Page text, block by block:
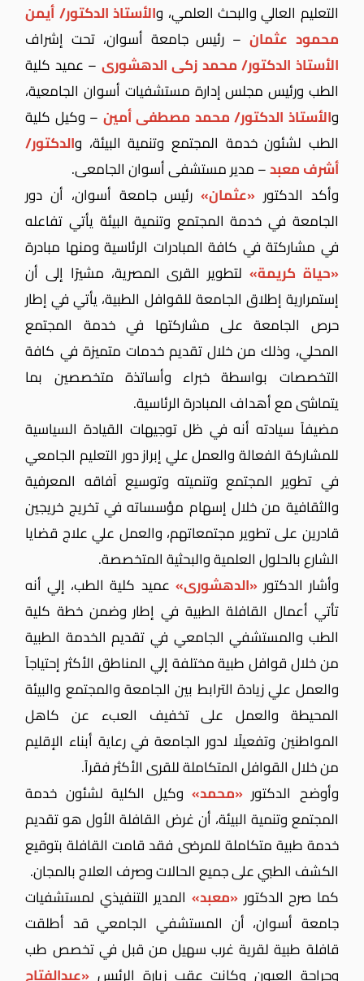
التعليم العالي والبحث العلمي، والأستاذ الدكتور/ أيمن
محمود عثمان – رئيس جامعة أسوان، تحت إشراف
الأستاذ الدكتور/ محمد زكى الدهشورى – عميد كلية
الطب ورئيس مجلس إدارة مستشفيات أسوان الجامعية،
والأستاذ الدكتور/ محمد مصطفى أمين – وكيل كلية
الطب لشئون خدمة المجتمع وتنمية البيئة، والدكتور/
أشرف معبد– مدير مستشفى أسوان الجامعى.
وأكد الدكتور «عثمان»رئيس جامعة أسوان، أن دور
الجامعة في خدمة المجتمع وتنمية البيئة يأتي تفاعله
في مشاركتة في كافة المبادرات الرئاسية ومنها مبادرة
«حياة كريمة» لتطوير القرى المصرية، مشيرًا إلى أن
إستمرارية إطلاق الجامعة للقوافل الطبية، يأتي في إطار
حرص الجامعة على مشاركتها في خدمة المجتمع
المحلي، وذلك من خلال تقديم خدمات متميزة في كافة
التخصصات بواسطة خبراء وأساتذة متخصصين بما
يتماشى مع أهداف المبادرة الرئاسية.
مضيفاً سيادته أنه في ظل توجيهات القيادة السياسية
للمشاركة الفعالة والعمل علي إبراز دور التعليم الجامعي
في تطوير المجتمع وتنميته وتوسيع آفاقه المعرفية
والثقافية من خلال إسهام مؤسساته في تخريج خريجين
قادرين على تطوير مجتمعاتهم، والعمل علي علاج قضايا
الشارع بالحلول العلمية والبحثية المتخصصة.
وأشار الدكتور«الدهشورى» عميد كلية الطب، إلي أنه
تأتي أعمال القافلة الطبية في إطار وضمن خطة كلية
الطب والمستشفي الجامعي في تقديم الخدمة الطبية
من خلال قوافل طبية مختلفة إلي المناطق الأكثر إحتياجاً
والعمل علي زيادة الترابط بين الجامعة والمجتمع والبيئة
المحيطة والعمل على تخفيف العبء عن كاهل
المواطنين وتفعيلًا لدور الجامعة في رعاية أبناء الإقليم
من خلال القوافل المتكاملة للقرى الأكثر فقراً.
وأوضح الدكتور«محمد» وكيل الكلية لشئون خدمة
المجتمع وتنمية البيئة، أن غرض القافلة الأول هو تقديم
خدمة طبية متكاملة للمرضى فقد قامت القافلة بتوقيع
الكشف الطبي على جميع الحالات وصرف العلاج بالمجان.
كما صرح الدكتور«معبد» المدير التنفيذي لمستشفيات
جامعة أسوان، أن المستشفي الجامعي قد أطلقت
قافلة طبية لقرية غرب سهيل من قبل في تخصص طب
وجراحة العيون وكانت عقب زيارة الرئيس «عبدالفتاح